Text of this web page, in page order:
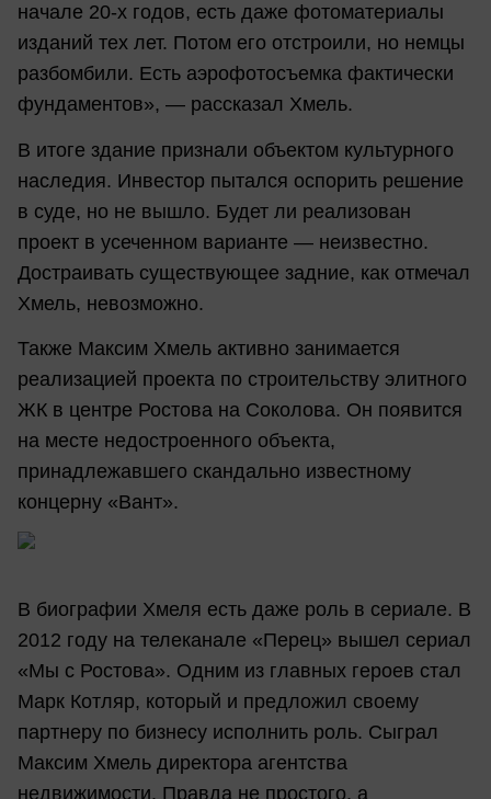
начале 20-х годов, есть даже фотоматериалы
изданий тех лет. Потом его отстроили, но немцы
разбомбили. Есть аэрофотосъемка фактически
фундаментов», — рассказал Хмель.
В итоге здание признали объектом культурного
наследия. Инвестор пытался оспорить решение
в суде, но не вышло. Будет ли реализован
проект в усеченном варианте — неизвестно.
Достраивать существующее задние, как отмечал
Хмель, невозможно.
Также Максим Хмель активно занимается
реализацией проекта по строительству элитного
ЖК в центре Ростова на Соколова. Он появится
на месте недостроенного объекта,
принадлежавшего скандально известному
концерну «Вант».
В биографии Хмеля есть даже роль в сериале. В
2012 году на телеканале «Перец» вышел сериал
«Мы с Ростова». Одним из главных героев стал
Марк Котляр, который и предложил своему
партнеру по бизнесу исполнить роль. Сыграл
Максим Хмель директора агентства
недвижимости. Правда не простого, а